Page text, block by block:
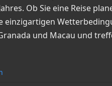
Ob Sie eine Reise
einzigartigen
und Macau und